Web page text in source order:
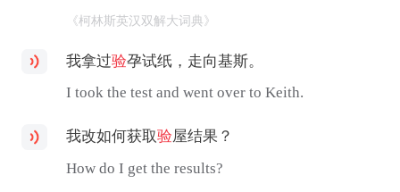
《柯林斯英汉双解大词典》
我拿过验孕试纸，走向基斯。
I took the test and went over to Keith.
我改如何获取验屋结果？
How do I get the results?